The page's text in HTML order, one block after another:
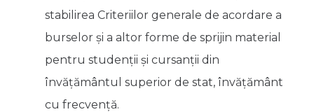
stabilirea Criteriilor generale de acordare a
burselor şi a altor forme de sprijin material
pentru studenţii şi cursanţii din
învăţământul superior de stat, învăţământ
cu frecvenţă.